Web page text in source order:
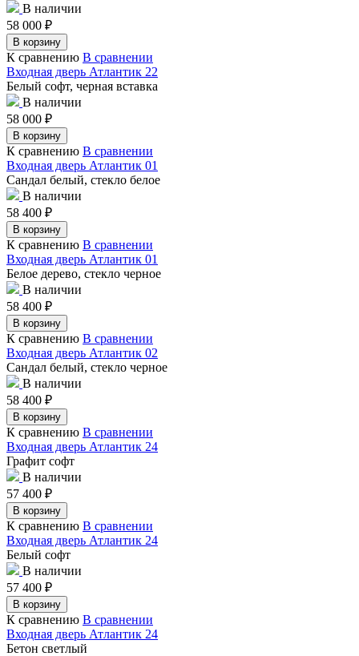
В наличии
58 000 ₽
В корзину
К сравнению В сравнении
Входная дверь Атлантик 22
Белый софт, черная вставка
В наличии
58 000 ₽
В корзину
К сравнению В сравнении
Входная дверь Атлантик 01
Сандал белый, стекло белое
В наличии
58 400 ₽
В корзину
К сравнению В сравнении
Входная дверь Атлантик 01
Белое дерево, стекло черное
В наличии
58 400 ₽
В корзину
К сравнению В сравнении
Входная дверь Атлантик 02
Сандал белый, стекло черное
В наличии
58 400 ₽
В корзину
К сравнению В сравнении
Входная дверь Атлантик 24
Графит софт
В наличии
57 400 ₽
В корзину
К сравнению В сравнении
Входная дверь Атлантик 24
Белый софт
В наличии
57 400 ₽
В корзину
К сравнению В сравнении
Входная дверь Атлантик 24
Бетон светлый